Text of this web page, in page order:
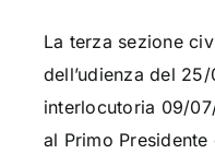
La terza sezione
dell’udienza del
interlocutoria 09/
al Primo